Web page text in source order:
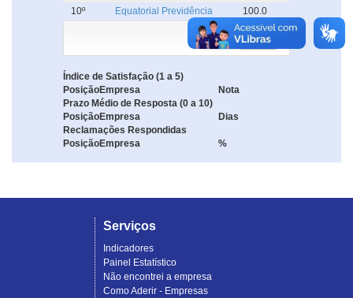
10º Equatorial Previdência 100.0
Índice de Satisfação (1 a 5)
PosiçãoEmpresa
Nota
Prazo Médio de Resposta (0 a 10)
PosiçãoEmpresa
Dias
Reclamações Respondidas
PosiçãoEmpresa %
Serviços
Indicadores
Painel Estatístico
Não encontrei a empresa
Como Aderir - Empresas